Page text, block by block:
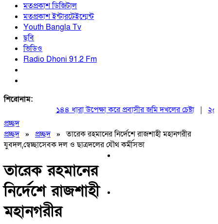
মতপ্রকাশ ডিজিটাল
মতপ্রকাশ ইন্টারটেইন্মেন্ট
Youth Bangla Tv
ছবি
ভিডিও
Radio Dhoni 91.2 Fm
শিরোনাম:
১৪৪ ধারা উপেক্ষা করে প্রবাসীর জমি দখলের চেষ্টা| ২০
প্রচ্ছদ
প্রচ্ছদ» প্রচ্ছদ»তারেক রহমানের নির্দেশে রাজশাহী মহানগরীর
যুবদল,স্বেচ্ছাসেবক দল ও ছাত্রদলের যৌথ কর্মীসভা
তারেক রহমানের
নির্দেশে রাজশাহী
মহানগরীর